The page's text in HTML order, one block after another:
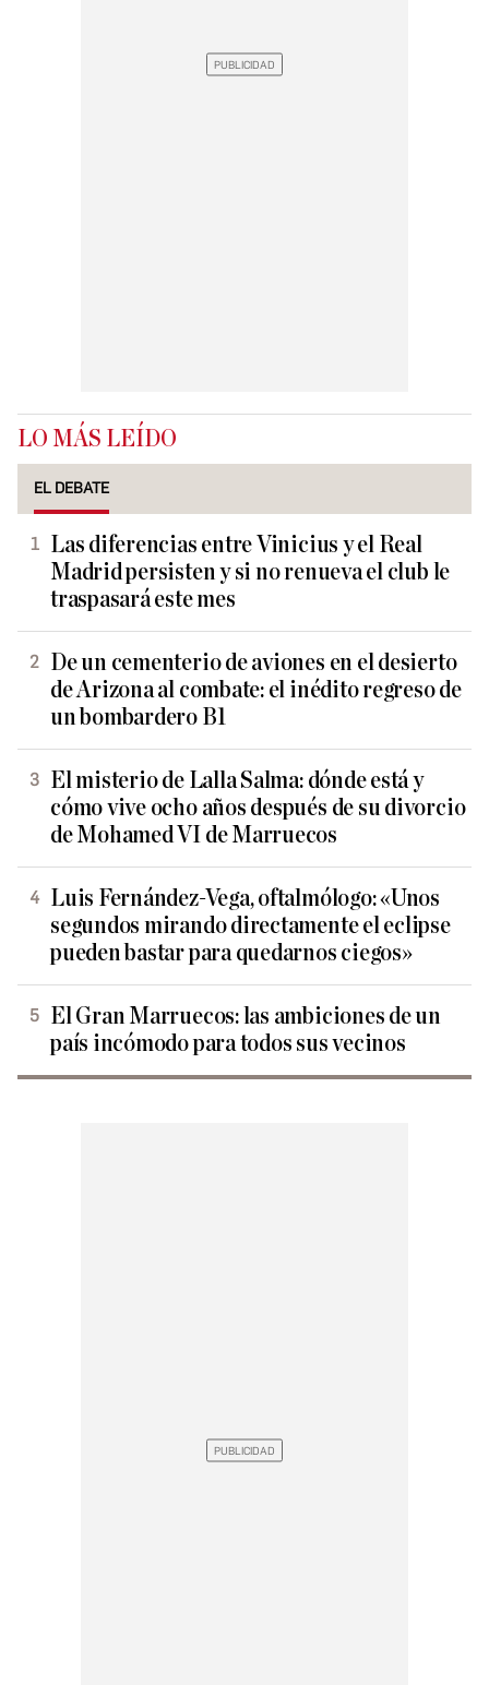
LO MÁS LEÍDO
EL DEBATE
Las diferencias entre Vinicius y el Real
Madrid persisten y si no renueva el club le
traspasará este mes
De un cementerio de aviones en el desierto
de Arizona al combate: el inédito regreso de
un bombardero B1
El misterio de Lalla Salma: dónde está y
cómo vive ocho años después de su divorcio
de Mohamed VI de Marruecos
Luis Fernández-Vega, oftalmólogo: «Unos
segundos mirando directamente el eclipse
pueden bastar para quedarnos ciegos»
El Gran Marruecos: las ambiciones de un
país incómodo para todos sus vecinos